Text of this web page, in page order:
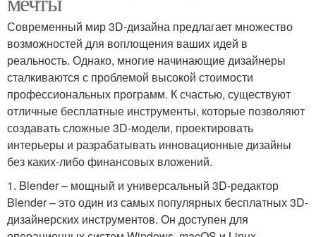
Современный мир 3D-дизайна предлагает множество
возможностей для воплощения ваших идей в
реальность. Однако, многие начинающие дизайнеры
сталкиваются с проблемой высокой стоимости
профессиональных программ. К счастью, существуют
отличные бесплатные инструменты, которые позволяют
создавать сложные 3D-модели, проектировать
интерьеры и разрабатывать инновационные дизайны
без каких-либо финансовых вложений.
1. Blender – мощный и универсальный 3D-редактор
Blender – это один из самых популярных бесплатных 3D-
дизайнерских инструментов. Он доступен для